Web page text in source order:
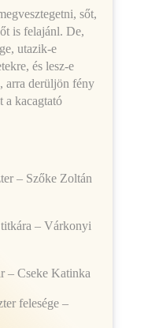
sőt,
is felajánl. De,
utazik-e
és lesz-e
arra derüljön fény
a kacagtató
– Szőke Zoltán
– Várkonyi
– Cseke Katinka
felesége –